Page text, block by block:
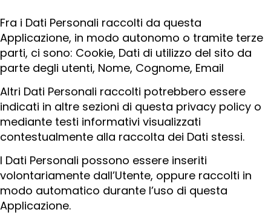
Fra i Dati Personali raccolti da questa
Applicazione, in modo autonomo o tramite terze
parti, ci sono: Cookie, Dati di utilizzo del sito da
parte degli utenti, Nome, Cognome, Email
Altri Dati Personali raccolti potrebbero essere
indicati in altre sezioni di questa privacy policy o
mediante testi informativi visualizzati
contestualmente alla raccolta dei Dati stessi.
I Dati Personali possono essere inseriti
volontariamente dall’Utente, oppure raccolti in
modo automatico durante l’uso di questa
Applicazione.